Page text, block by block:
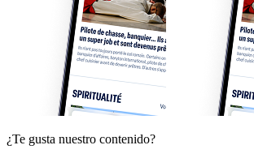
¿Te gusta nuestro contenido?